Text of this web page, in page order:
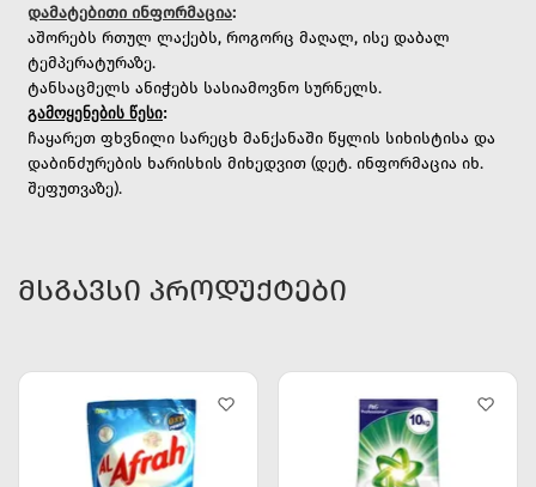
დამატებითი ინფორმაცია:
აშორებს რთულ ლაქებს, როგორც მაღალ, ისე დაბალ
ტემპერატურაზე.
ტანსაცმელს ანიჭებს სასიამოვნო სურნელს.
გამოყენების წესი:
ჩაყარეთ ფხვნილი სარეცხ მანქანაში წყლის სიხისტისა და
დაბინძურების ხარისხის მიხედვით (დეტ. ინფორმაცია იხ.
შეფუთვაზე).
ᲛᲡᲒᲐᲕᲡᲘ ᲞᲠᲝᲓᲣᲥᲢᲔᲑᲘ